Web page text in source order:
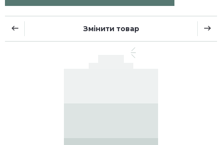
Змінити товар